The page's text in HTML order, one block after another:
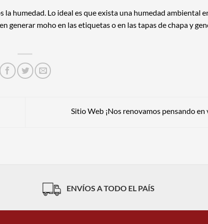
humedad. Lo ideal es que exista una humedad ambiental
generar moho en las etiquetas o en las tapas de chapa y
Sitio Web ¡Nos renovamos pensando en
ENVÍOS A TODO EL PAÍS